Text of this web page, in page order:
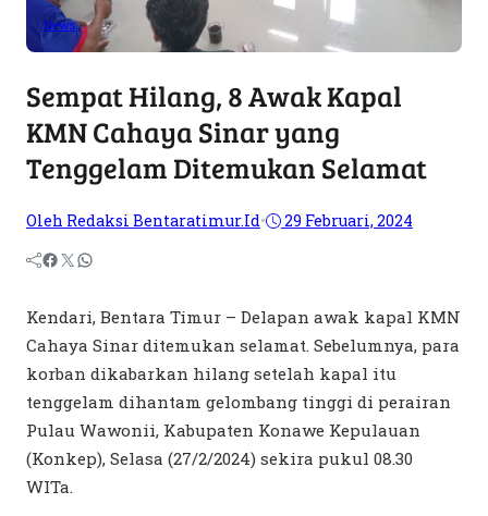
News
Sempat Hilang, 8 Awak Kapal
KMN Cahaya Sinar yang
Tenggelam Ditemukan Selamat
Oleh Redaksi Bentaratimur.id• 29 Februari, 2024
Kendari, Bentara Timur – Delapan awak kapal KMN
Cahaya Sinar ditemukan selamat. Sebelumnya, para
korban dikabarkan hilang setelah kapal itu
tenggelam dihantam gelombang tinggi di perairan
Pulau Wawonii, Kabupaten Konawe Kepulauan
(Konkep), Selasa (27/2/2024) sekira pukul 08.30
WITa.